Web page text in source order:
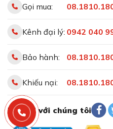
Gọi mua:
Kênh đại lý: 0942 040
Bảo hành:
Khiếu nại:
Kết nối với chúng tôi